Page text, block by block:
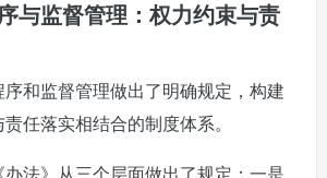
与监督管理：权力约束与责
序和监督管理做出了明确规定，构建
任落实相结合的制度体系。